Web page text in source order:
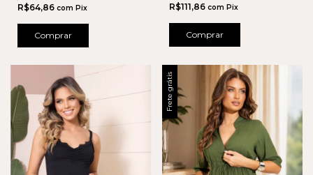
R$64,86 com Pix
Comprar
R$111,86 com Pix
Comprar
Frete grátis